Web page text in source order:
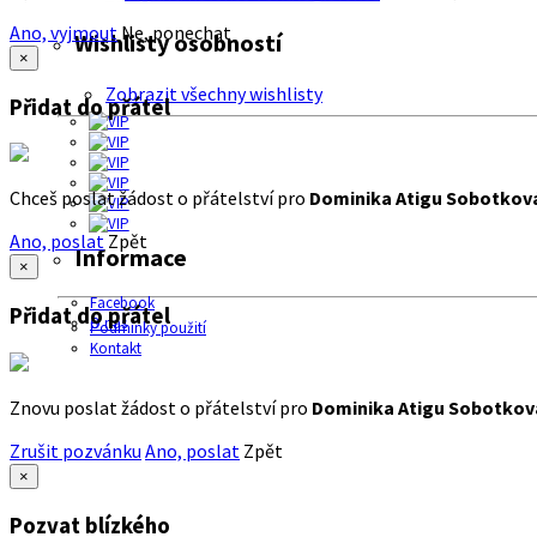
Wishlisty osobností
Zobrazit všechny wishlisty
Informace
Facebook
O nás
Podmínky použití
Kontakt
Ano, vyjmout Ne, ponechat
×
Přidat do přátel
Chceš poslat žádost o přátelství pro Dominika Atigu
Ano, poslat Zpět
×
Přidat do přátel
Znovu poslat žádost o přátelství pro Dominika Atigu
Zrušit pozvánku Ano, poslat Zpět
×
Pozvat blízkého